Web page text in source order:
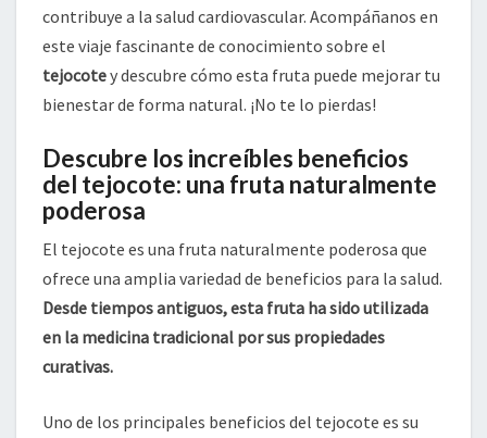
contribuye a la salud cardiovascular. Acompáñanos en
este viaje fascinante de conocimiento sobre el
tejocotey descubre cómo esta fruta puede mejorar tu
bienestar de forma natural. ¡No te lo pierdas!
Descubre los increíbles beneficios
del tejocote: una fruta naturalmente
poderosa
El tejocote es una fruta naturalmente poderosa que
ofrece una amplia variedad de beneficios para la salud.
Desde tiempos antiguos, esta fruta ha sido utilizada
en la medicina tradicional por sus propiedades
curativas.
Uno de los principales beneficios del tejocote es su